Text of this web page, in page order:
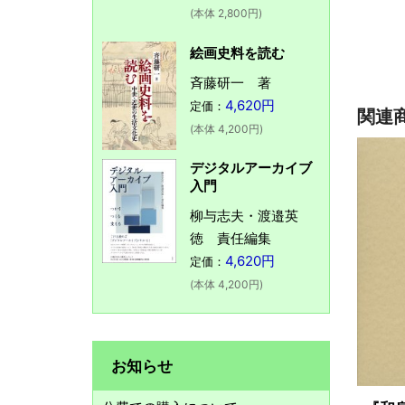
関連
(本体 2,800円)
絵画史料を読む
斉藤研一 著
定価： 4,620円
(本体 4,200円)
デジタルアーカイブ
入門
柳与志夫・渡邉英
徳 責任編集
定価： 4,620円
(本体 4,200円)
お知らせ